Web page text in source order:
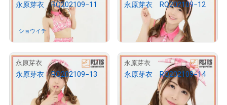
永原芽衣 RQ202109−11
ショウイチ さんが保有中
永原芽衣 RQ202109−12
10,000
売出し（初回販売）
永原芽衣 6
永原芽衣 RQ202109−13
10,000
売出し（初回販売）
永原芽衣 5
永原芽衣 RQ202109−14
売出し（初回販売）